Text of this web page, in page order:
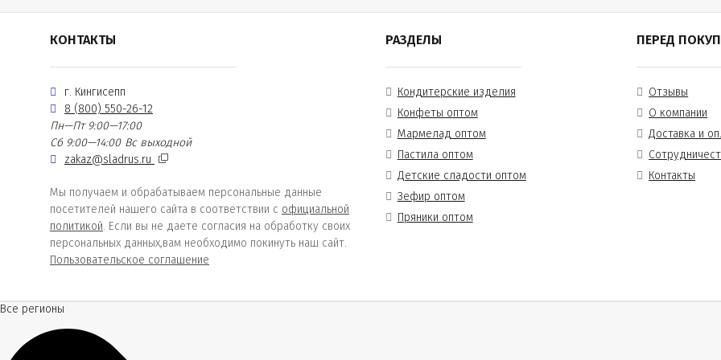
КОНТАКТЫ
г. Кингисепп
8 (800) 550-26-12
Пн—Пт 9:00—17:00
Сб 9:00—14:00 Вс выходной
zakaz@sladrus.ru
Мы получаем и обрабатываем персональные данные
посетителей нашего сайта в соответствии с официальной
политикой. Если вы не даете согласия на обработку своих
персональных данных,вам необходимо покинуть наш сайт.
Пользовательское соглашение
РАЗДЕЛЫ
Кондитерские изделия
Конфеты оптом
Мармелад оптом
Пастила оптом
Детские сладости оптом
Зефир оптом
Пряники оптом
ПЕРЕД
Отзывы
О компании
Доставка и
Контакты
Все регионы